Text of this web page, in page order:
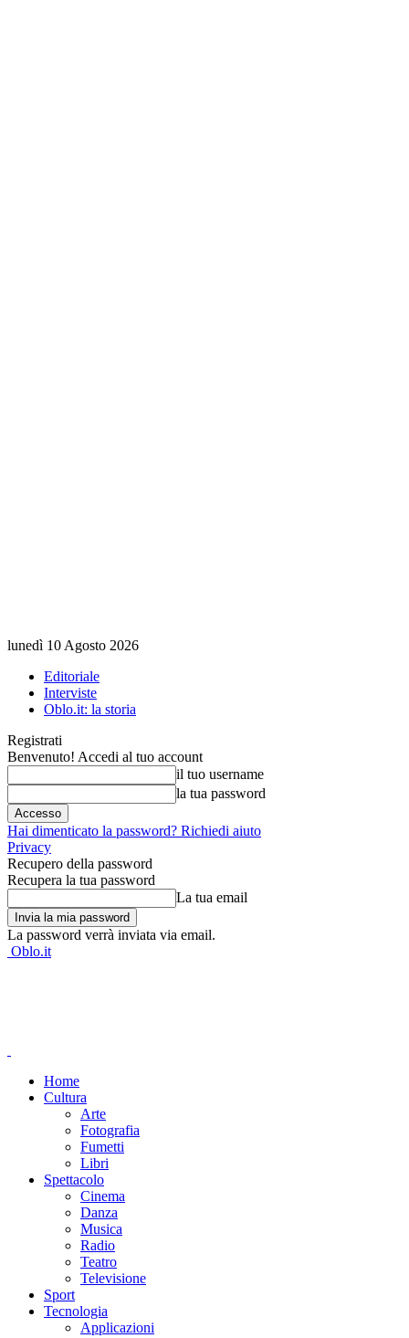
lunedì 10 Agosto 2026
Editoriale
Interviste
Oblo.it: la storia
Registrati
Benvenuto! Accedi al tuo account
il tuo username
la tua password
Hai dimenticato la password? Richiedi aiuto
Privacy
Recupero della password
Recupera la tua password
La tua email
La password verrà inviata via email.
Oblo.it
Home
Cultura
Arte
Fotografia
Fumetti
Libri
Spettacolo
Cinema
Danza
Musica
Radio
Teatro
Televisione
Sport
Tecnologia
Applicazioni